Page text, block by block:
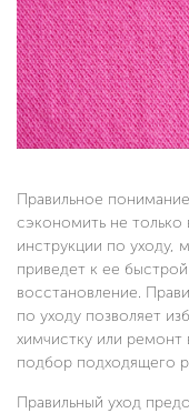
Правильное
сэкономить не только
инструкции по уходу,
приведет к ее
восстановление.
по уходу позволяет
химчистку или
подбор подходящего
Правильный уход